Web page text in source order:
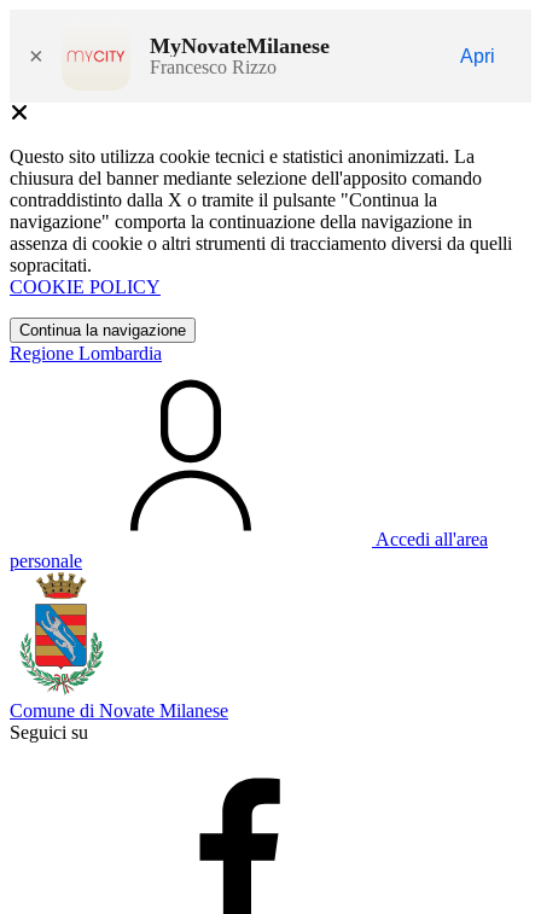
× MyNovateMilanese
Francesco Rizzo
Apri
Questo sito utilizza cookie tecnici e statistici anonimizzati. La
chiusura del banner mediante selezione dell'apposito comando
contraddistinto dalla X o tramite il pulsante "Continua la
navigazione" comporta la continuazione della navigazione in
assenza di cookie o altri strumenti di tracciamento diversi da quelli
sopracitati.
COOKIE POLICY
Continua la navigazione
Regione Lombardia
Accedi all'area
personale
Comune di Novate Milanese
Seguici su